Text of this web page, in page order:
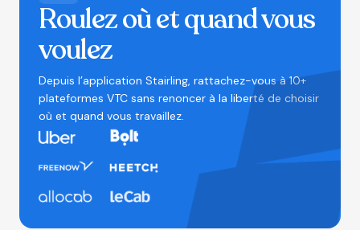
Roulez où et quand vous
voulez
Depuis l’application Stairling, rattachez-vous à 10+
plateformes VTC sans renoncer à la liberté de choisir
où et quand vous travaillez.